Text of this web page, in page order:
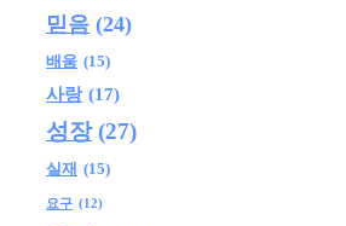
믿음 (24)
배움 (15)
사랑 (17)
성장 (27)
실재 (15)
요구 (12)